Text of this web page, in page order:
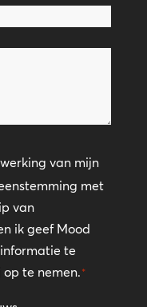
van mijn
met
van
ik geef Mood
te
te nemen.*